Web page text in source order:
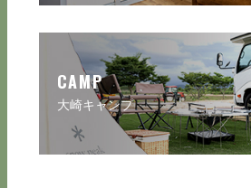
CAMP
大崎キャンプ